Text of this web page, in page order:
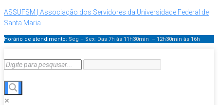
ASSUFSM | Associação dos Servidores da Universidade Federal de
Santa Maria
Horário de atendimento: Seg – Sex: Das 7h às 11h30min – 12h30min às 16h